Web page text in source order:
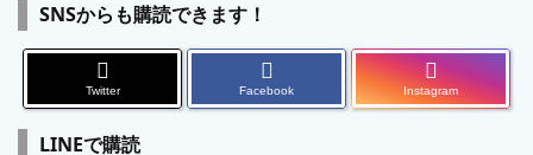
SNSからも購読できます！
Twitter Facebook Instagram
LINEで購読